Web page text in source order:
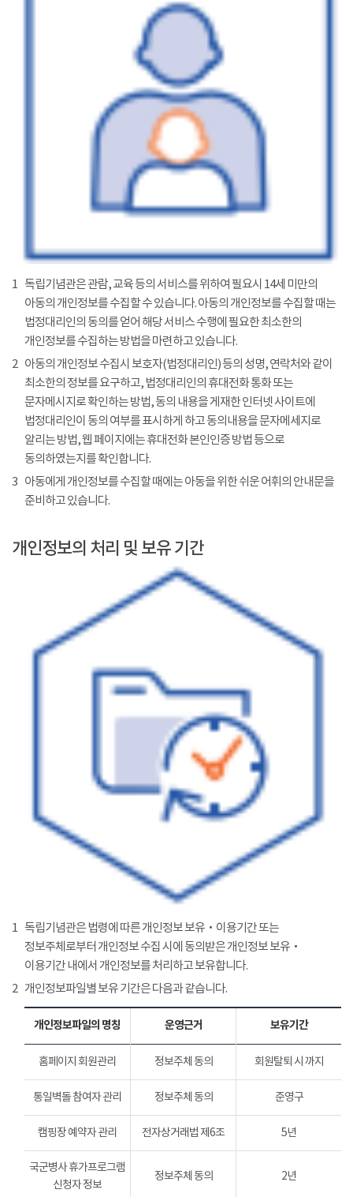
1 독립기념관은 관람, 교육 등의 서비스를 위하여 필요시 14세 미만의
아동의 개인정보를 수집할 수 있습니다. 아동의 개인정보를 수집할 때는
법정대리인의 동의를 얻어 해당 서비스 수행에 필요한 최소한의
개인정보를 수집하는 방법을 마련하고 있습니다.
2 아동의 개인정보 수집시 보호자(법정대리인) 등의 성명, 연락처와 같이
최소한의 정보를 요구하고, 법정대리인의 휴대전화 통화 또는
문자메시지로 확인하는 방법, 동의 내용을 게재한 인터넷 사이트에
법정대리인이 동의 여부를 표시하게 하고 동의내용을 문자메세지로
알리는 방법, 웹 페이지에는 휴대전화 본인인증 방법 등으로
동의하였는지를 확인합니다.
3 아동에게 개인정보를 수집할 때에는 아동을 위한 쉬운 어휘의 안내문을
준비하고 있습니다.
개인정보의 처리 및 보유 기간
1 독립기념관은 법령에 따른 개인정보 보유‧이용기간 또는
정보주체로부터 개인정보 수집 시에 동의받은 개인정보 보유‧
이용기간 내에서 개인정보를 처리하고 보유합니다.
2 개인정보파일별 보유 기간은 다음과 같습니다.
개인정보파일의 명칭 운영근거 보유기간
홈페이지 회원관리 정보주체 동의 회원탈퇴 시 까지
통일벽돌 참여자 관리 정보주체 동의 준영구
캠핑장 예약자 관리 전자상거래법 제6조 5년
국군병사 휴가프로그램
신청자 정보
정보주체 동의 2년